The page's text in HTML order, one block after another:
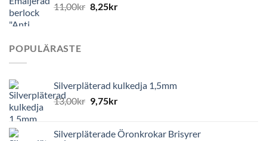
11,00kr 8,25kr
POPULÄRASTE
Silverpläterad kulkedja 1,5mm
13,00kr 9,75kr
Silverpläterade Öronkrokar Brisyrer